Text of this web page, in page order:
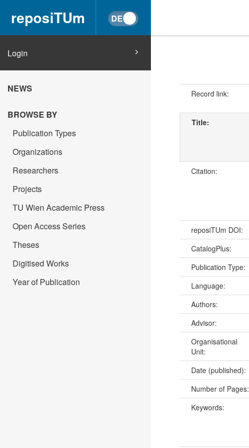
reposiTUm
Login
NEWS
BROWSE BY
Publication Types
Organizations
Researchers
Projects
TU Wien Academic Press
Open Access Series
Theses
Digitised Works
Year of Publication
Record link:
Title:
Citation:
reposiTUm DOI:
CatalogPlus:
Publication Type:
Language:
Authors:
Advisor:
Organisational
Unit:
Date (published):
Number of Pages:
Keywords: